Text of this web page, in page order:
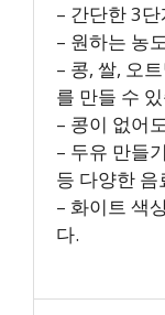
– 간단한 3
– 원하는 농
– 콩, 쌀, 오
를 만들 수
– 콩이 없어
– 두유 만들
등 다양한
– 화이트 색
다.